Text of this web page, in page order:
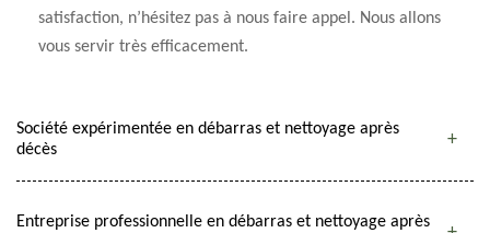
satisfaction, n’hésitez pas à nous faire appel. Nous allons
vous servir très efficacement.
Société expérimentée en débarras et nettoyage après
décès
Entreprise professionnelle en débarras et nettoyage après